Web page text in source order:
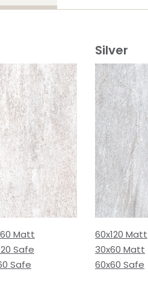
Matt
Safe
Safe
Silver
60x120 Matt
30x60 Matt
60x60 Safe